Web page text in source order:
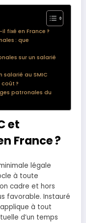
fixé en France ?
: que
sur un salarié
salarié au SMIC
?
patronales du
et
France ?
légale
à toute
cadre et hors
favorable. Instauré
à tout
d’un temps